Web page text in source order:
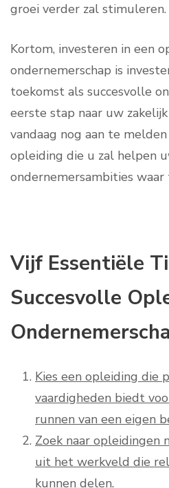
groei verder zal stimuleren.
Kortom, investeren in een
ondernemerschap is
toekomst als succesvolle
eerste stap naar uw
vandaag nog aan te
opleiding die u zal helpen
ondernemersambities waar
Vijf Essentiële
Succesvolle
Kies een opleiding die
vaardigheden biedt
runnen van een eigen
Zoek naar opleidingen
uit het werkveld die
kunnen delen.